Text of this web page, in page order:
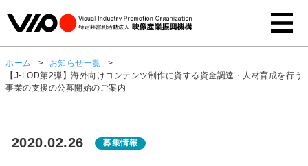
ホーム > お知らせ一覧
>
【J-LOD第2弾】海外向けコンテンツ制作に資する資金調達・人材育成を行う
事業の支援の公募開始のご案内
2020.02.26 募集情報